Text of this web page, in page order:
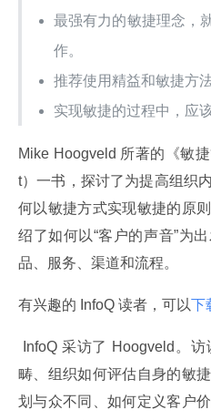
最强有力的敏捷理念，
作。
推荐使用精益和敏捷方
实现敏捷的过程中，应
Mike Hoogveld 所著的《敏
t）一书，探讨了为提高组织
何以敏捷方式实现敏捷的原
绍了如何以“客户的声音”为
品、服务、渠道和流程。
有兴趣的 InfoQ 读者，可以下
畴、组织如何评估自身的敏
划与众不同、如何定义客户